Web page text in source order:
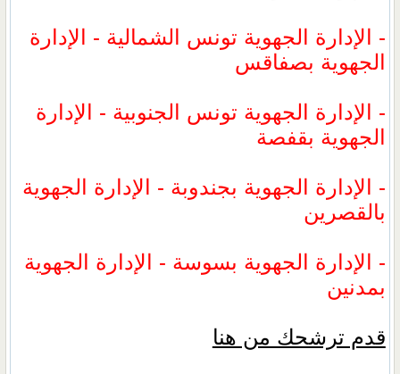
- الإدارة الجهوية تونس الشمالية - الإدارة
الجهوية بصفاقس
- الإدارة الجهوية تونس الجنوبية - الإدارة
الجهوية بقفصة
- الإدارة الجهوية بجندوبة - الإدارة الجهوية
بالقصرين
- الإدارة الجهوية بسوسة - الإدارة الجهوية
بمدنين
قدم ترشحك من هنا